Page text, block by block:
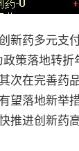
新药多元支
策落地转折
次在完善药
望落地新举
推进创新药